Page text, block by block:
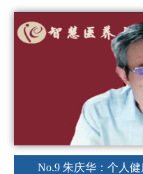
No.9 朱庆华：个人